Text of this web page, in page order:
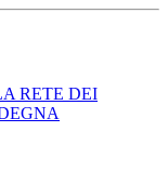
RETE DEI